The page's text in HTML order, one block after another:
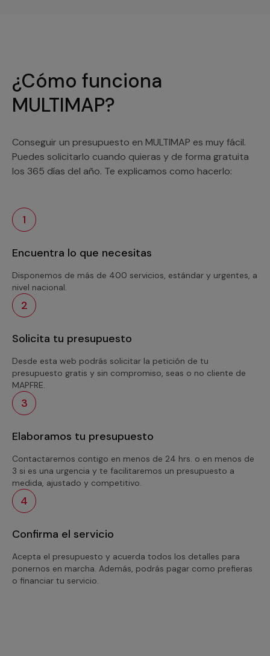
¿Cómo funciona
MULTIMAP?
Conseguir un presupuesto en MULTIMAP es muy fácil.
Puedes solicitarlo cuando quieras y de forma gratuita
los 365 días del año. Te explicamos como hacerlo:
1
Encuentra lo que necesitas
Disponemos de más de 400 servicios, estándar y urgentes, a
nivel nacional.
2
Solicita tu presupuesto
Desde esta web podrás solicitar la petición de tu
presupuesto gratis y sin compromiso, seas o no cliente de
MAPFRE.
3
Elaboramos tu presupuesto
Contactaremos contigo en menos de 24 hrs. o en menos de
3 si es una urgencia y te facilitaremos un presupuesto a
medida, ajustado y competitivo.
4
Confirma el servicio
Acepta el presupuesto y acuerda todos los detalles para
ponernos en marcha. Además, podrás pagar como prefieras
o financiar tu servicio.